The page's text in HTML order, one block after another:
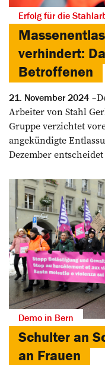
Erfolg für die
verhindert:
Betroffenen
21. November 2024
Arbeiter von Stahl
Gruppe verzichtet
angekündigte
Dezember
Demo in Bern
Schulter an
an Frauen